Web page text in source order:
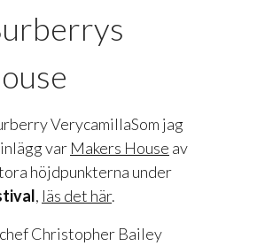
Som jag
var Makers House av
höjdpunkterna under
, läs det här.
Christopher Bailey